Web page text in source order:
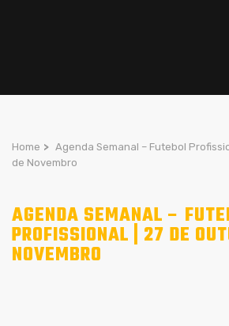
Home > Agenda Semanal – Futebol
de Novembro
AGENDA SEMANAL –
PROFISSIONAL | 27 DE
NOVEMBRO